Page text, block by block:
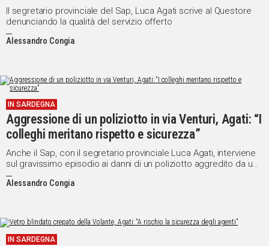
Il segretario provinciale del Sap, Luca Agati scrive al Questore
denunciando la qualità del servizio offerto
Alessandro Congia
IN SARDEGNA
Aggressione di un poliziotto in via Venturi, Agati: “I
colleghi meritano rispetto e sicurezza”
Anche il Sap, con il segretario provinciale Luca Agati, interviene
sul gravissimo episodio ai danni di un poliziotto aggredito da un
nigeriano
Alessandro Congia
IN SARDEGNA